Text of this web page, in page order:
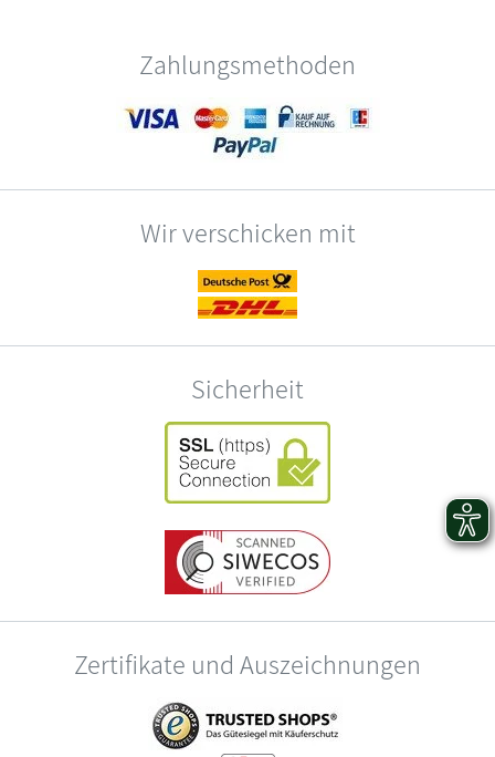
Zahlungsmethoden
Wir verschicken mit
Sicherheit
Zertifikate und Auszeichnungen